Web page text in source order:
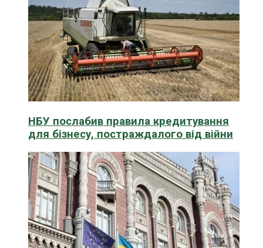
НБУ послабив правила кредитування
для бізнесу, постраждалого від війни